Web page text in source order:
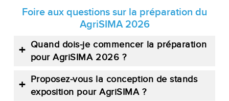
Foire aux questions sur la préparation du
AgriSIMA 2026
Quand dois-je commencer la préparation
pour AgriSIMA 2026 ?
Proposez-vous la conception de stands
exposition pour AgriSIMA ?